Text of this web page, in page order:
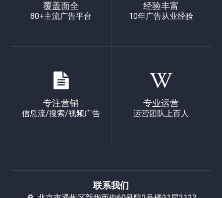
覆盖面全
80+主流广告平台
经验丰富
10年广告从业经验
专注营销
信息流/搜索/视频广告
专业运营
运营团队上百人
联系我们